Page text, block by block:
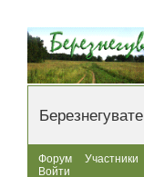
Березнегувате
Форум Участники
Войти